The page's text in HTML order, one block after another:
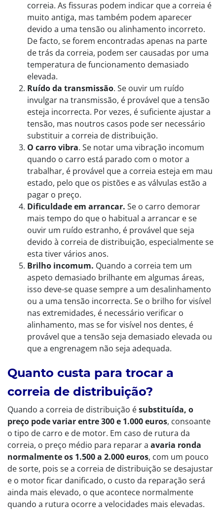
correia. As fissuras podem indicar que a correia é
muito antiga, mas também podem aparecer
devido a uma tensão ou alinhamento incorreto.
De facto, se forem encontradas apenas na parte
de trás da correia, podem ser causadas por uma
temperatura de funcionamento demasiado
elevada.
Ruído da transmissão. Se ouvir um ruído
invulgar na transmissão, é provável que a tensão
esteja incorrecta. Por vezes, é suficiente ajustar a
tensão, mas noutros casos pode ser necessário
substituir a correia de distribuição.
O carro vibra. Se notar uma vibração incomum
quando o carro está parado com o motor a
trabalhar, é provável que a correia esteja em mau
estado, pelo que os pistões e as válvulas estão a
pagar o preço.
Dificuldade em arrancar. Se o carro demorar
mais tempo do que o habitual a arrancar e se
ouvir um ruído estranho, é provável que seja
devido à correia de distribuição, especialmente se
esta tiver vários anos.
Brilho incomum. Quando a correia tem um
aspeto demasiado brilhante em algumas áreas,
isso deve-se quase sempre a um desalinhamento
ou a uma tensão incorrecta. Se o brilho for visível
nas extremidades, é necessário verificar o
alinhamento, mas se for visível nos dentes, é
provável que a tensão seja demasiado elevada ou
que a engrenagem não seja adequada.
Quanto custa para trocar a
correia de distribuição?
Quando a correia de distribuição ésubstituída, o
preço pode variar entre 300 e 1.000euros, consoante
o tipo de carro e de motor. Em caso de rutura da
correia, o preço médio para reparar a avaria ronda
normalmente os 1.500 a 2.000 euros, com um pouco
de sorte, pois se a correia de distribuição se desajustar
e o motor ficar danificado, o custo da reparação será
ainda mais elevado, o que acontece normalmente
quando a rutura ocorre a velocidades mais elevadas.